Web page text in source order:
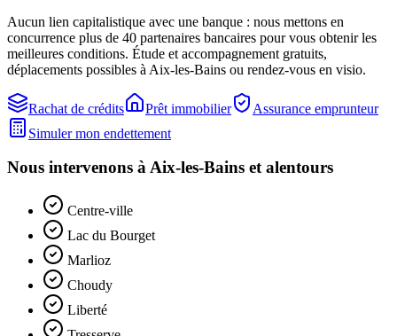
Aucun lien capitalistique avec une banque : nous mettons en
concurrence plus de 40 partenaires bancaires pour vous obtenir les
meilleures conditions. Étude et accompagnement gratuits,
déplacements possibles à Aix-les-Bains ou rendez-vous en visio.
Rachat de crédits Prêt immobilier
Assurance emprunteur
Simuler mon endettement
Nous intervenons àAix-les-Bains et alentours
Centre-ville
Lac du Bourget
Marlioz
Choudy
Liberté